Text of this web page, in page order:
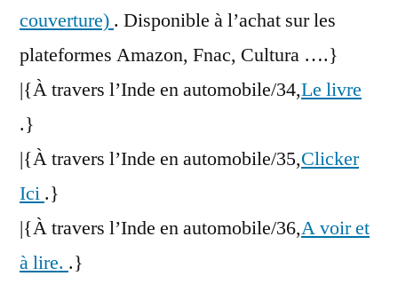
couverture) . Disponible à l’achat sur les
plateformes Amazon, Fnac, Cultura ….}
|{À travers l’Inde en automobile/34,Le livre
.}
|{À travers l’Inde en automobile/35,Clicker
Ici .}
|{À travers l’Inde en automobile/36,A voir et
à lire. .}